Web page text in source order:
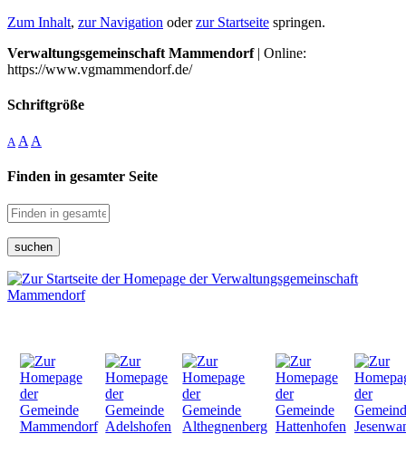
Zum Inhalt, zur Navigation oderzur Startseite springen.
Verwaltungsgemeinschaft Mammendorf| Online:
https://www.vgmammendorf.de/
Schriftgröße
A A A
Finden in gesamter Seite
suchen